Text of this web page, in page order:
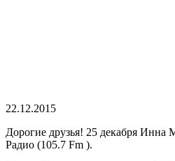
22.12.2015
Дорогие друзья! 25 декабря Инна
Радио (105.7 Fm ).